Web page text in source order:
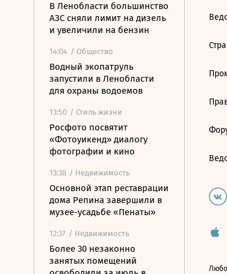
В Ленобласти большинство
АЗС сняли лимит на дизель
и увеличили на бензин
14:04 / Общество
Водный экопатруль
запустили в Ленобласти
для охраны водоемов
13:50 / Стиль жизни
Росфото посвятит
«Фотоуикенд» диалогу
фотографии и кино
13:38 / Недвижимость
Основной этап реставрации
дома Репина завершили в
музее-усадьбе «Пенаты»
12:37 / Недвижимость
Более 30 незаконно
занятых помещений